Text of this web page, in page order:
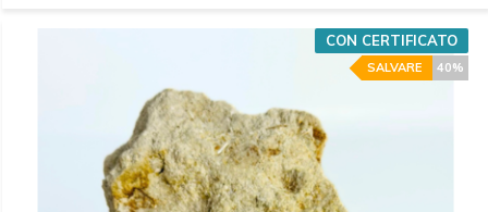
CON CERTIFICATO
40%
SALVARE